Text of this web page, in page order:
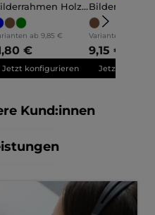
Holz
ab 9,85 €
€
Jetzt konfigurieren
Martha
Varianten ab
9,15 €
Jetzt
Kund:innen